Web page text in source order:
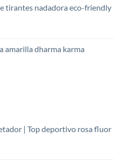
tirantes nadadora eco-friendly
amarilla dharma karma
| Top deportivo rosa fluor